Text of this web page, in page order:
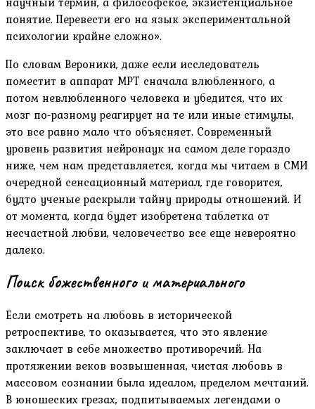
понятие. Перевести его на язык экспериментальной
психологии крайне сложно».
По словам Вероники, даже если исследователь
поместит в аппарат МРТ сначала влюбленного, а
потом невлюбленного человека и убедится, что их
мозг по-разному реагирует на те или иные стимулы,
это все равно мало что объясняет. Современный
уровень развития нейронаук на самом деле гораздо
ниже, чем нам представляется, когда мы читаем в СМИ
очередной сенсационный материал, где говорится,
будто ученые раскрыли тайну природы отношений. И
от момента, когда будет изобретена таблетка от
несчастной любви, человечество все еще невероятно
далеко.
Поиск божественного и материального
Если смотреть на любовь в исторической
ретроспективе, то оказывается, что это явление
заключает в себе множество противоречий. На
протяжении веков возвышенная, чистая любовь в
массовом сознании была идеалом, пределом мечтаний.
В юношеских грезах, подпитываемых легендами о